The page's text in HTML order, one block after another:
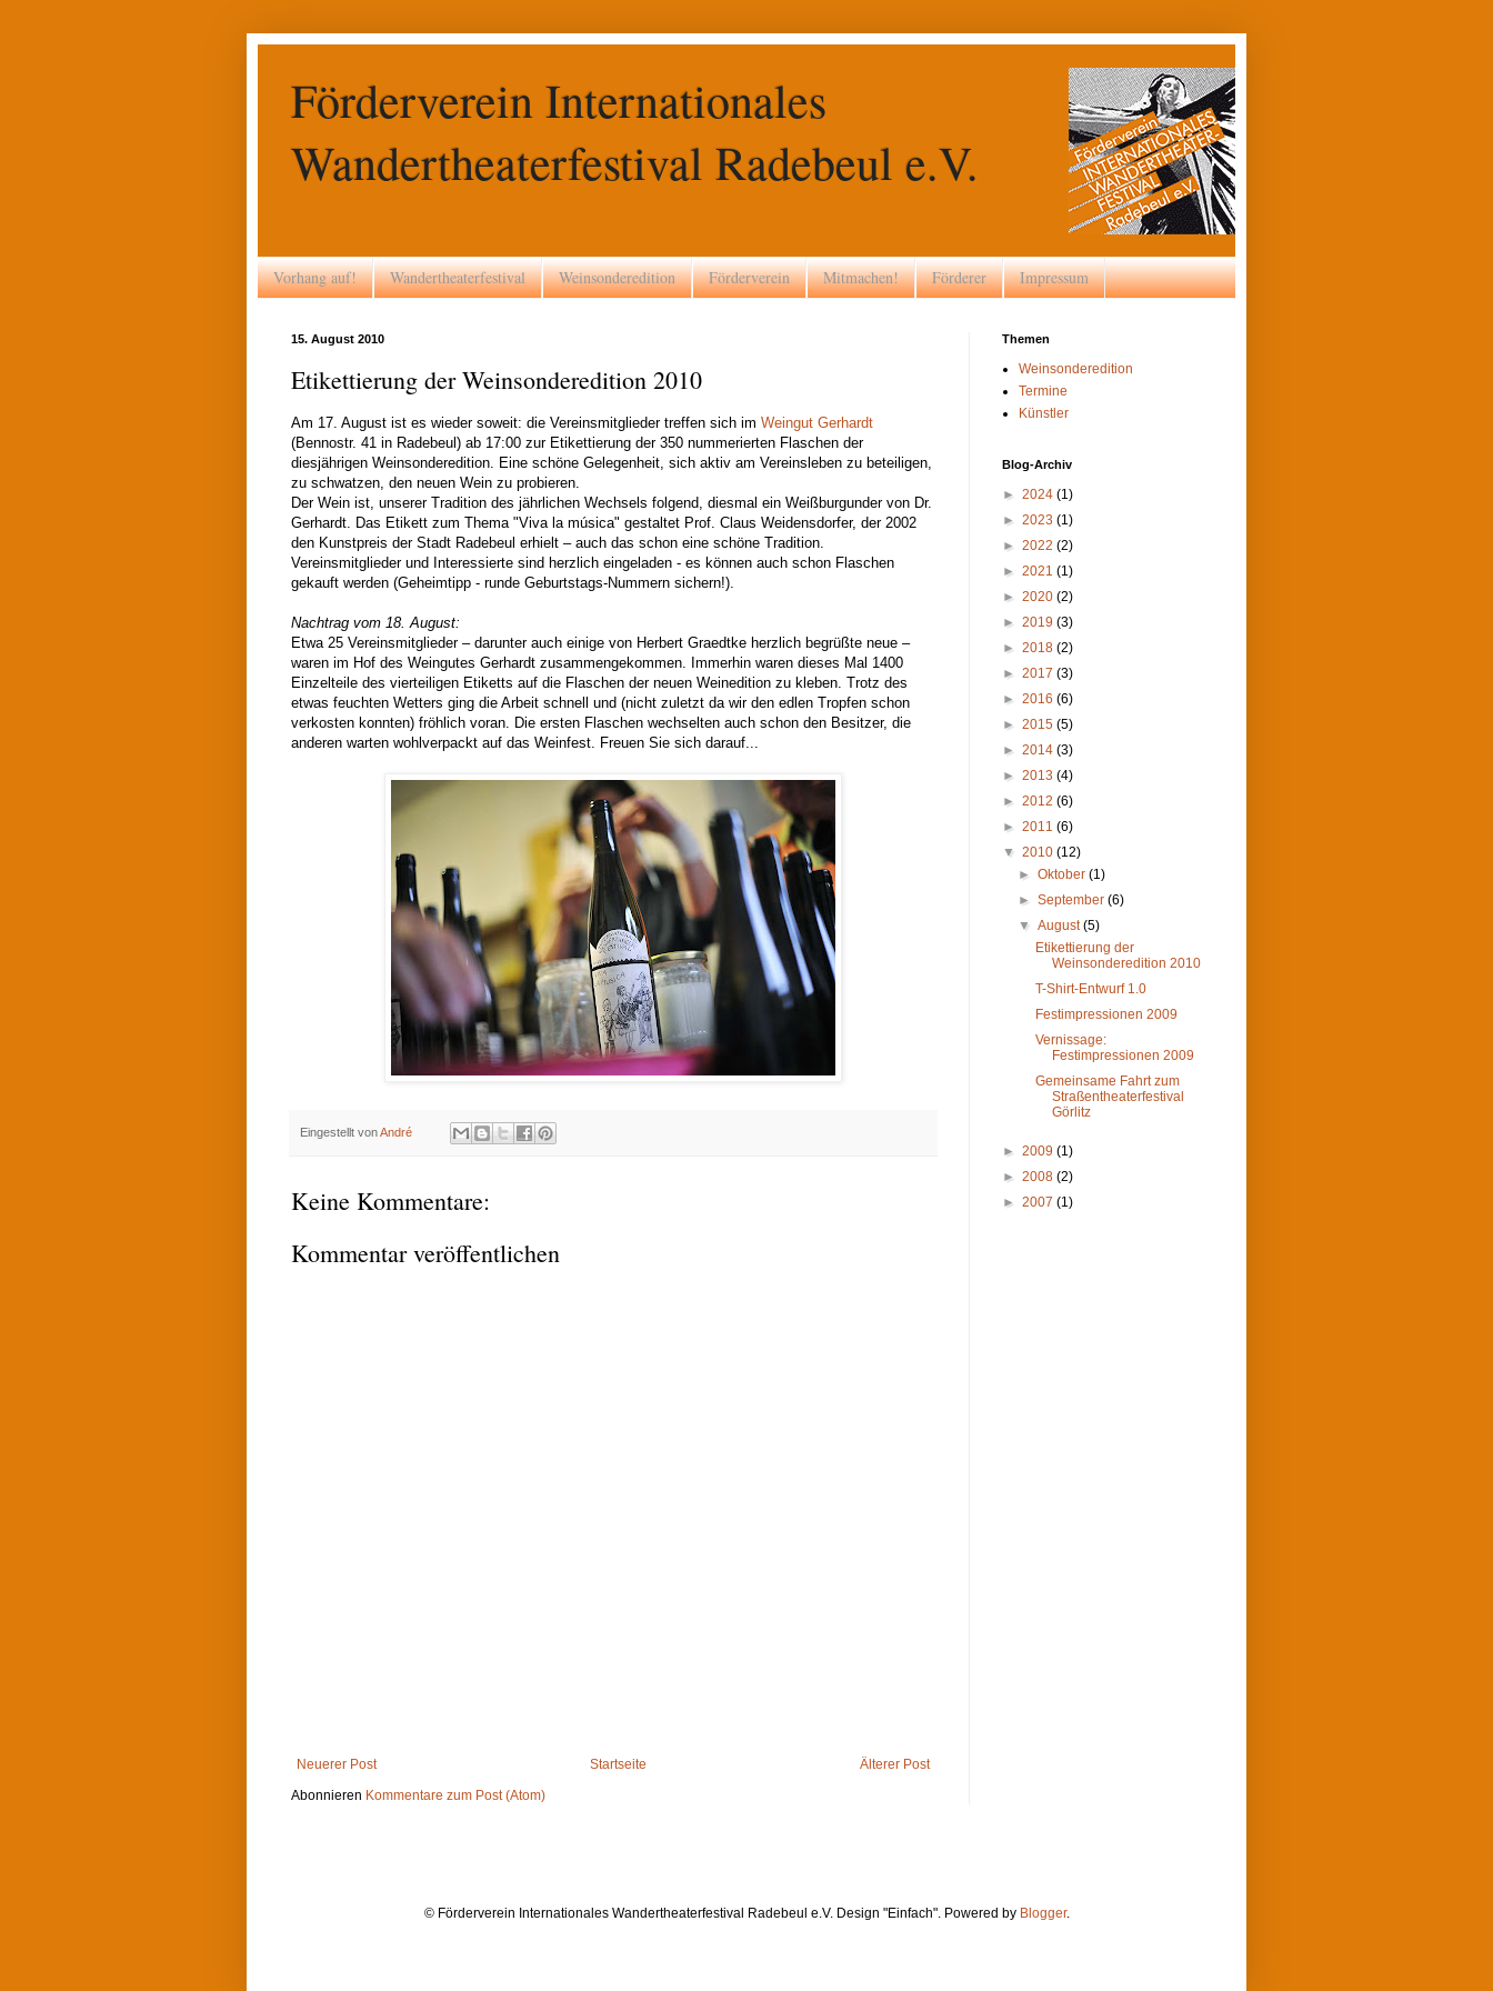
Förderverein Internationales
Wandertheaterfestival Radebeul e.V.
Vorhang auf! Wandertheaterfestival Weinsonderedition Förderverein Mitmachen! Förderer Impressum
15. August 2010
Etikettierung der Weinsonderedition 2010
Am 17. August ist es wieder soweit: die Vereinsmitglieder treffen sich im Weingut Gerhardt
(Bennostr. 41 in Radebeul) ab 17:00 zur Etikettierung der 350 nummerierten Flaschen der
diesjährigen Weinsonderedition. Eine schöne Gelegenheit, sich aktiv am Vereinsleben zu beteiligen,
zu schwatzen, den neuen Wein zu probieren.
Der Wein ist, unserer Tradition des jährlichen Wechsels folgend, diesmal ein Weißburgunder von Dr.
Gerhardt. Das Etikett zum Thema "Viva la música" gestaltet Prof. Claus Weidensdorfer, der 2002
den Kunstpreis der Stadt Radebeul erhielt – auch das schon eine schöne Tradition.
Vereinsmitglieder und Interessierte sind herzlich eingeladen - es können auch schon Flaschen
gekauft werden (Geheimtipp - runde Geburtstags-Nummern sichern!).
Nachtrag vom 18. August:
Etwa 25 Vereinsmitglieder – darunter auch einige von Herbert Graedtke herzlich begrüßte neue –
waren im Hof des Weingutes Gerhardt zusammengekommen. Immerhin waren dieses Mal 1400
Einzelteile des vierteiligen Etiketts auf die Flaschen der neuen Weinedition zu kleben. Trotz des
etwas feuchten Wetters ging die Arbeit schnell und (nicht zuletzt da wir den edlen Tropfen schon
verkosten konnten) fröhlich voran. Die ersten Flaschen wechselten auch schon den Besitzer, die
anderen warten wohlverpackt auf das Weinfest. Freuen Sie sich darauf...
Eingestellt vonAndré
Keine Kommentare:
Kommentar veröffentlichen
Neuerer Post Älterer Post
Startseite
Abonnieren Kommentare zum Post (Atom)
Themen
Weinsonderedition
Termine
Künstler
Blog-Archiv
► 2024 (1)
► 2023 (1)
► 2022 (2)
► 2021 (1)
► 2020 (2)
► 2019 (3)
► 2018 (2)
► 2017 (3)
► 2016 (6)
► 2015 (5)
► 2014 (3)
► 2013 (4)
► 2012 (6)
► 2011 (6)
▼ 2010 (12)
►Oktober(1)
►September(6)
▼August(5)
Etikettierung der
Weinsonderedition 2010
T-Shirt-Entwurf 1.0
Festimpressionen 2009
Vernissage:
Festimpressionen 2009
Gemeinsame Fahrt zum
Straßentheaterfestival
Görlitz
► 2009 (1)
► 2008 (2)
► 2007 (1)
© Förderverein Internationales Wandertheaterfestival Radebeul e.V. Design "Einfach". Powered by Blogger.